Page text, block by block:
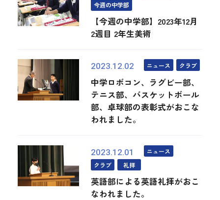
今週の中学部
【今週の中学部】2023年12月
2週目 2年生美術
2023.12.02 ニュース クラブ
中学ロボコン、ラグビー部、
テニス部、バスケットボール
部、卓球部の表彰式がおこな
われました。
2023.12.01
ニュース
クラブ
礼拝
英語部による英語礼拝がおこ
なわれました。